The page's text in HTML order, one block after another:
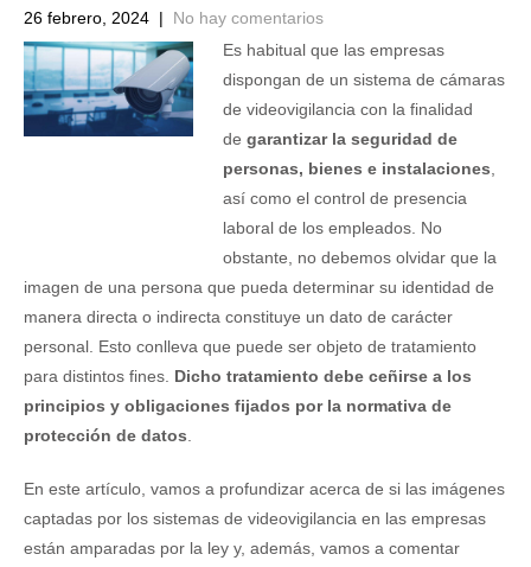
26 febrero, 2024 | No hay comentarios
Es habitual que las empresas
dispongan de un sistema de cámaras
de videovigilancia con la finalidad
de garantizar la seguridad de
personas, bienes e instalaciones
así como el control de presencia
laboral de los empleados. No
obstante, no debemos olvidar que la
imagen de una persona que pueda determinar su identidad de
manera directa o indirecta constituye un dato de carácter
personal. Esto conlleva que puede ser objeto de tratamiento
para distintos fines. Dicho tratamiento debe ceñirse a los
principios y obligaciones fijados por la normativa de
protección de datos
En este artículo, vamos a profundizar acerca de si las imágenes
captadas por los sistemas de videovigilancia en las empresas
están amparadas por la ley y, además, vamos a comentar